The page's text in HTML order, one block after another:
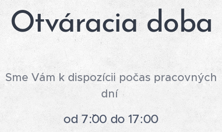
Otváracia doba
Sme Vám k dispozícii počas pracovných
dní
od 7:ˇˇ00 do 17:00